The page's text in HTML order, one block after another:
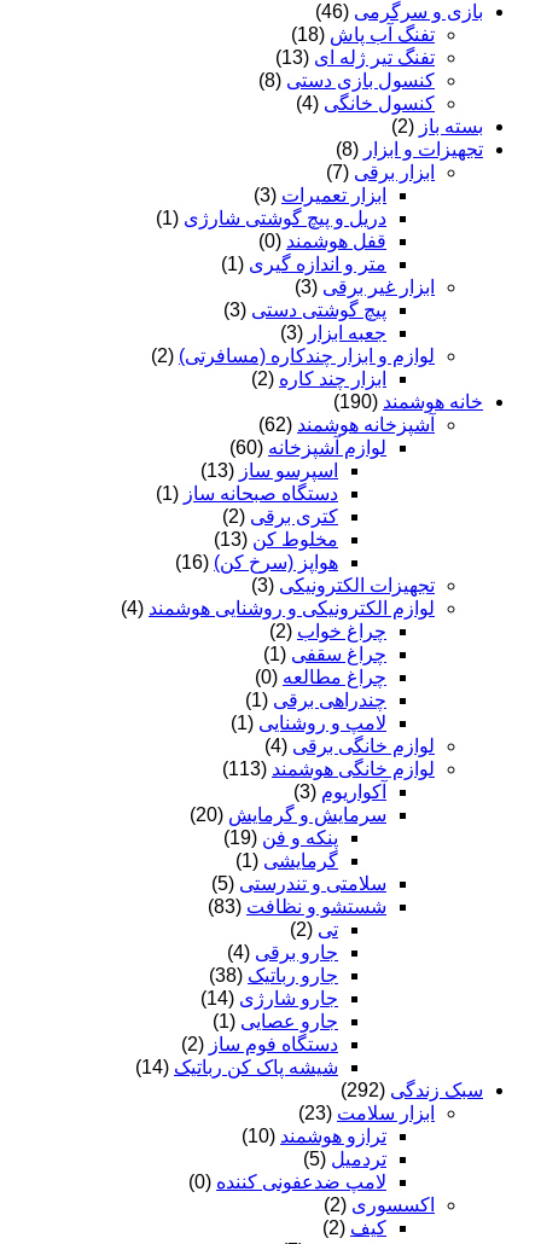
بازی و سرگرمی (46)
تفنگ آب پاش (18)
تفنگ تیر ژله ای (13)
کنسول بازی دستی (8)
کنسول خانگی (4)
بسته باز (2)
تجهیزات و ابزار (8)
ابزار برقی (7)
ابزار تعمیرات (3)
دریل و پیچ گوشتی شارژی (1)
قفل هوشمند (0)
متر و اندازه گیری (1)
ابزار غیر برقی (3)
پیچ گوشتی دستی (3)
جعبه ابزار (3)
لوازم و ابزار چندکاره (مسافرتی) (2)
ابزار چند کاره (2)
خانه هوشمند (190)
آشپزخانه هوشمند (62)
لوازم آشپزخانه (60)
اسپرسو ساز (13)
دستگاه صبحانه ساز (1)
کتری برقی (2)
مخلوط کن (13)
هواپز (سرخ کن) (16)
تجهیزات الکترونیکی (3)
لوازم الکترونیکی و روشنایی هوشمند (4)
چراغ خواب (2)
چراغ سقفی (1)
چراغ مطالعه (0)
چندراهی برقی (1)
لامپ و روشنایی (1)
لوازم خانگی برقی (4)
لوازم خانگی هوشمند (113)
آکواریوم (3)
سرمایش و گرمایش (20)
پنکه و فن (19)
گرمایشی (1)
سلامتی و تندرستی (5)
شستشو و نظافت (83)
تی (2)
جارو برقی (4)
جارو رباتیک (38)
جارو شارژی (14)
جارو عصایی (1)
دستگاه فوم ساز (2)
شیشه پاک کن رباتیک (14)
سبک زندگی (292)
ابزار سلامت (23)
ترازو هوشمند (10)
تردمیل (5)
لامپ ضدعفونی کننده (0)
اکسسوری (2)
کیف (2)